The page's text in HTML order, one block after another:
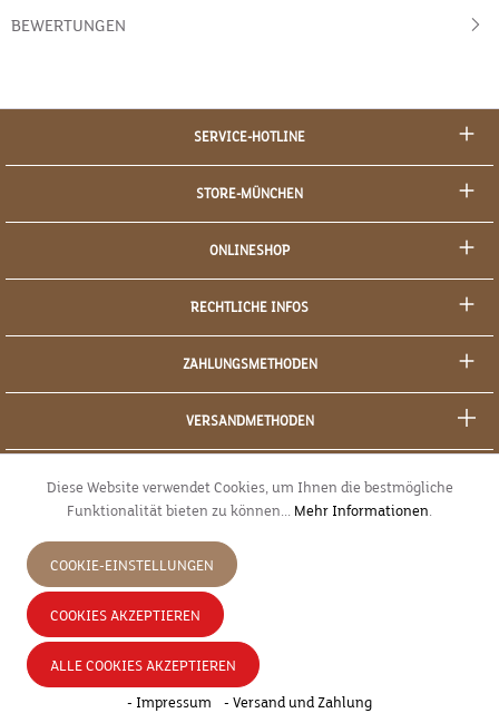
BEWERTUNGEN
SERVICE-HOTLINE
STORE-MÜNCHEN
ONLINESHOP
RECHTLICHE INFOS
ZAHLUNGSMETHODEN
VERSANDMETHODEN
JETZT WIDERRUFEN
* Alle Preise inkl. gesetzl. Mehrwertsteuer zzgl.
Nachnahmegebühren, wenn nicht anders angegeben.
Diese Website verwendet Cookies, um Ihnen die bestmögliche
Funktionalität bieten zu können... Mehr Informationen.
COOKIE-EINSTELLUNGEN
COOKIES AKZEPTIEREN
ALLE COOKIES AKZEPTIEREN
- Impressum - Versand und Zahlung